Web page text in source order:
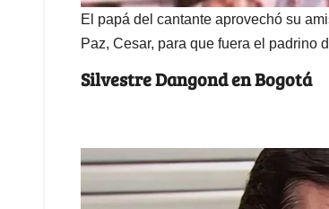
El papá del cantante aprovechó su
Paz, Cesar, para que fuera el padrino
Silvestre Dangond en Bogotá